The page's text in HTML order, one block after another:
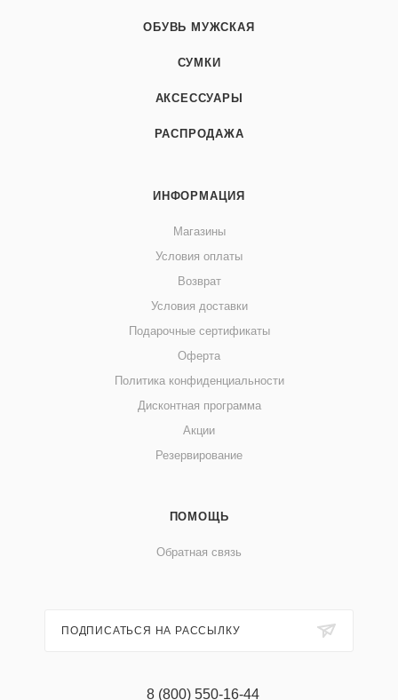
ОБУВЬ МУЖСКАЯ
СУМКИ
АКСЕССУАРЫ
РАСПРОДАЖА
ИНФОРМАЦИЯ
Магазины
Условия оплаты
Возврат
Условия доставки
Подарочные сертификаты
Оферта
Политика конфиденциальности
Дисконтная программа
Акции
Резервирование
ПОМОЩЬ
Обратная связь
ПОДПИСАТЬСЯ НА РАССЫЛКУ
8 (800) 550-16-44